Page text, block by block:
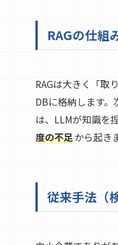
RAGの仕
RAGは大きく「取
DBに格納します
は、LLMが知識を
度の不足から起き
従来手法（